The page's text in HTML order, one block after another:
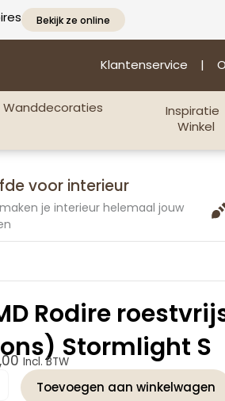
Bekijk ze online
Klantenservice |
Wanddecoraties
Inspiratie
Winkel
voor interieur
je interieur helemaal jouw
Rodire
Stormlight S
Incl. BTW
Toevoegen aan winkelwagen